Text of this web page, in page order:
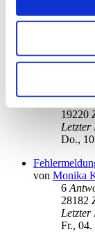
1
Fr.,
Update von
19220
Letzter
Do.,
von Monika
6
28182
Letzter
Fr.,